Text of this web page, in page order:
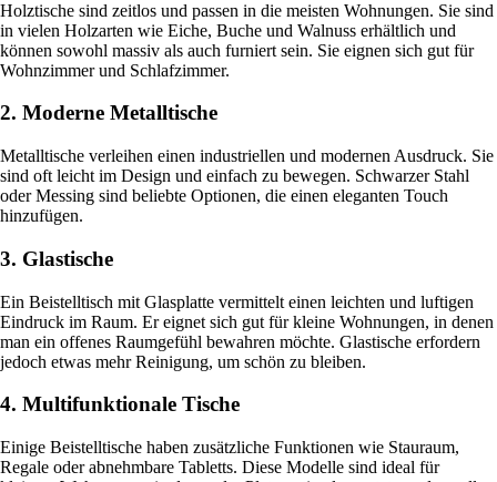
Holztische sind zeitlos und passen in die meisten Wohnungen. Sie sind
in vielen Holzarten wie Eiche, Buche und Walnuss erhältlich und
können sowohl massiv als auch furniert sein. Sie eignen sich gut für
Wohnzimmer und Schlafzimmer.
2. Moderne Metalltische
Metalltische verleihen einen industriellen und modernen Ausdruck. Sie
sind oft leicht im Design und einfach zu bewegen. Schwarzer Stahl
oder Messing sind beliebte Optionen, die einen eleganten Touch
hinzufügen.
3. Glastische
Ein Beistelltisch mit Glasplatte vermittelt einen leichten und luftigen
Eindruck im Raum. Er eignet sich gut für kleine Wohnungen, in denen
man ein offenes Raumgefühl bewahren möchte. Glastische erfordern
jedoch etwas mehr Reinigung, um schön zu bleiben.
4. Multifunktionale Tische
Einige Beistelltische haben zusätzliche Funktionen wie Stauraum,
Regale oder abnehmbare Tabletts. Diese Modelle sind ideal für